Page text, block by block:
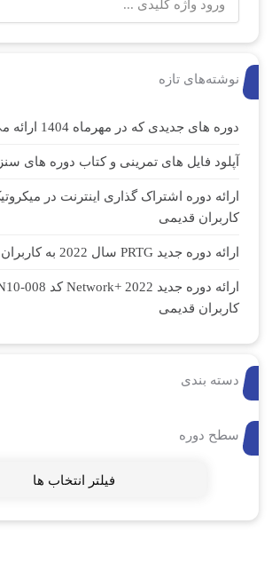
برای:
نوشته‌های تازه
دوره های جدیدی که در مهرماه 1404 ارائه می شود
آپلود فایل های تمرینی و کتاب دوره های سنز SANS
کاربران قدیمی
ارائه دوره جدید PRTG سال 2022 به کاربران قدیمی
کاربران قدیمی
دسته بندی
سطح دوره
فیلتر انتخاب ها